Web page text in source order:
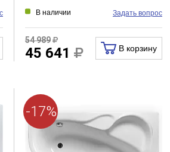
В наличии Задать вопрос
54 989
45 641 В корзину
-17%